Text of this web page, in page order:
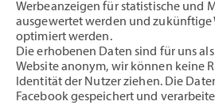
Werbeanzeigen für statistische und
ausgewertet werden und zukünftige
optimiert werden.
Die erhobenen Daten sind für uns
Website anonym, wir können keine
Identität der Nutzer ziehen. Die
Facebook gespeichert und